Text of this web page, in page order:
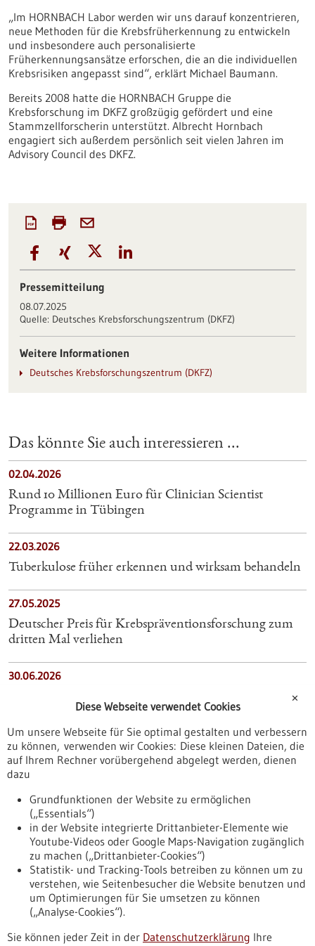
„Im HORNBACH Labor werden wir uns darauf konzentrieren,
neue Methoden für die Krebsfrüherkennung zu entwickeln
und insbesondere auch personalisierte
Früherkennungsansätze erforschen, die an die individuellen
Krebsrisiken angepasst sind“, erklärt Michael Baumann.
Bereits 2008 hatte die HORNBACH Gruppe die
Krebsforschung im DKFZ großzügig gefördert und eine
Stammzellforscherin unterstützt. Albrecht Hornbach
engagiert sich außerdem persönlich seit vielen Jahren im
Advisory Council des DKFZ.
Pressemitteilung
08.07.2025
Quelle: Deutsches Krebsforschungszentrum (DKFZ)
Weitere Informationen
Deutsches Krebsforschungszentrum (DKFZ)
Das könnte Sie auch interessieren ...
02.04.2026
Rund 10 Millionen Euro für Clinician Scientist
Programme in Tübingen
22.03.2026
Tuberkulose früher erkennen und wirksam behandeln
27.05.2025
Deutscher Preis für Krebspräventionsforschung zum
dritten Mal verliehen
30.06.2026
Ärztlicher Direktor des UKU mit Felix Burda Award
ausgezeichnet
27.02.2025
DKFZ-Hector Krebsinstitut an der
stockt Fördermittel erneut großzügig auf
13.08.2025
Erfolgreiches Projekt CCC Integrativ
Nach oben
✕
Diese Webseite verwendet Cookies
Um unsere Webseite für Sie optimal gestalten und verbessern
zu können, verwenden wir Cookies: Diese kleinen Dateien, die
auf Ihrem Rechner vorübergehend abgelegt werden, dienen
dazu
Grundfunktionen der Website zu ermöglichen
(„Essentials“)
in der Website integrierte Drittanbieter-Elemente wie
Youtube-Videos oder Google Maps-Navigation zugänglich
zu machen („Drittanbieter-Cookies“)
Statistik- und Tracking-Tools betreiben zu können um zu
verstehen, wie Seitenbesucher die Website benutzen und
um Optimierungen für Sie umsetzen zu können
(„Analyse-Cookies“).
Sie können jeder Zeit in der Datenschutzerklärung Ihre